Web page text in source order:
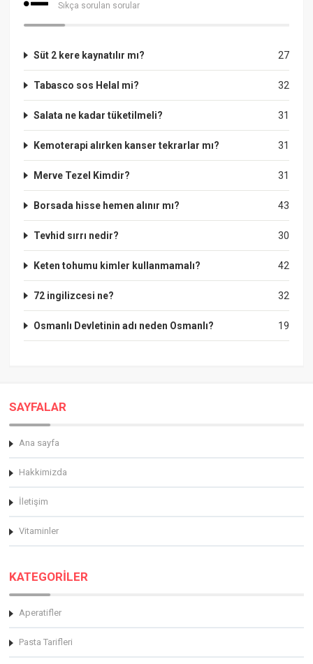
Sıkça sorulan sorular
27
Süt 2 kere kaynatılır mı?
32
Tabasco sos Helal mi?
31
Salata ne kadar tüketilmeli?
31
Kemoterapi alırken kanser tekrarlar mı?
31
Merve Tezel Kimdir?
43
Borsada hisse hemen alınır mı?
30
Tevhid sırrı nedir?
42
Keten tohumu kimler kullanmamalı?
32
72 ingilizcesi ne?
19
Osmanlı Devletinin adı neden Osmanlı?
SAYFALAR
Ana sayfa
Hakkimizda
İletişim
Vitaminler
KATEGORİLER
Aperatifler
Pasta Tarifleri